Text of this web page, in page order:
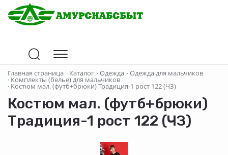
Главная страница · Каталог ·Одежда ·Одежда для мальчиков
· Комплекты (белье) для мальчиков
· Костюм мал. (футб+брюки) Традиция-1 рост 122 (ЧЗ)
Костюм мал. (футб+брюки)
Традиция-1 рост 122 (ЧЗ)